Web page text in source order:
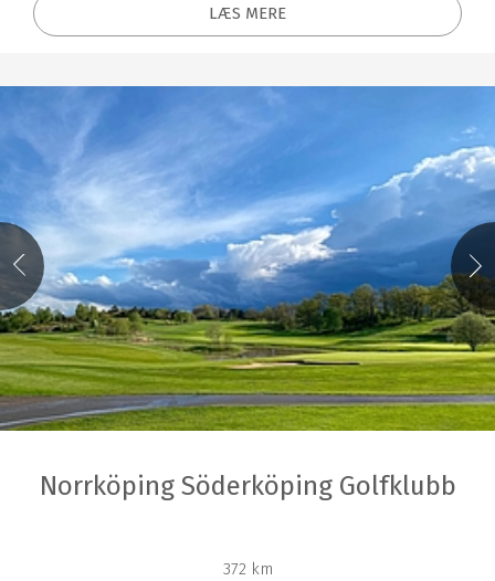
LÆS MERE
Norrköping Söderköping Golfklubb
372 km